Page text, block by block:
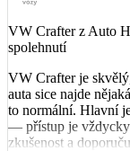
VW Crafter z Auto
spolehnutí
​VW Crafter je
auta sice najde
to normální. Hlavní
— přístup je vždycky
zkušenost a